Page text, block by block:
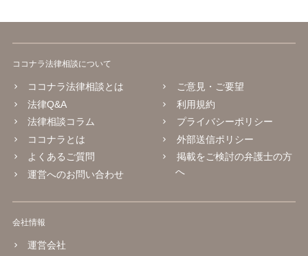
ココナラ法律相談について
ココナラ法律相談とは
法律Q&A
法律相談コラム
ココナラとは
よくあるご質問
運営へのお問い合わせ
ご意見・ご要望
利用規約
プライバシーポリシー
外部送信ポリシー
掲載をご検討の弁護士の方
へ
会社情報
運営会社